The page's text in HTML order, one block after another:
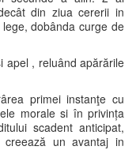
din ziua cererii in
dobânda curge de
apel , reluând apărările
primei instanţe cu
morale si în privința
scadent anticipat,
un avantaj in